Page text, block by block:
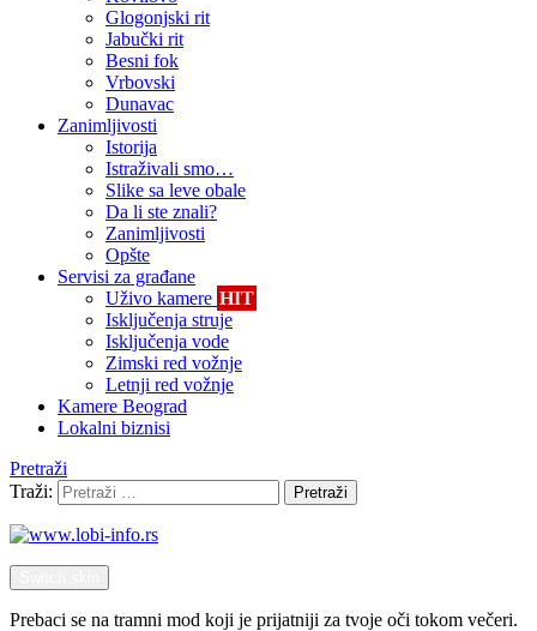
Glogonjski rit
Jabučki rit
Besni fok
Vrbovski
Dunavac
Zanimljivosti
Istorija
Istraživali smo…
Slike sa leve obale
Da li ste znali?
Zanimljivosti
Opšte
Servisi za građane
Uživo kamere HIT
Isključenja struje
Isključenja vode
Zimski red vožnje
Letnji red vožnje
Kamere Beograd
Lokalni biznisi
Pretraži
Traži:
Pretraži
Prebaci se na tramni mod koji je prijatniji za tvoje oči tokom večeri.